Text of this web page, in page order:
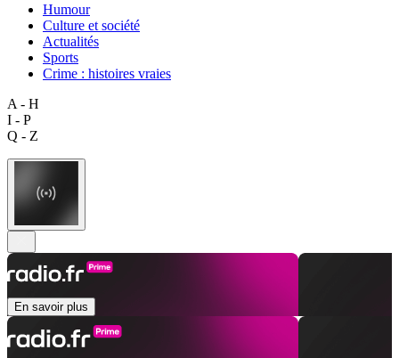
Humour
Culture et société
Actualités
Sports
Crime : histoires vraies
A - H
I - P
Q - Z
En savoir plus